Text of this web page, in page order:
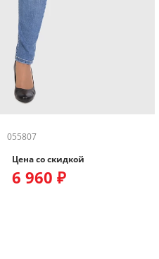
055807
Цена со скидкой
6 960 ₽